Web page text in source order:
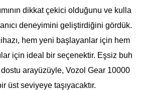
dikkat çekici olduğunu ve kulla
deneyimini geliştirdiğini gördük.
hem yeni başlayanlar için hem
için ideal bir seçenektir. Eşsiz buh
dostu arayüzüyle, Vozol Gear 10000
üst seviyeye taşıyacaktır.